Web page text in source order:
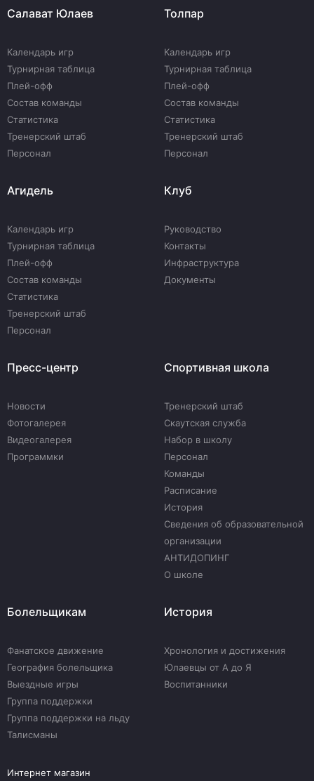
Салават Юлаев
Календарь игр
Турнирная таблица
Плей-офф
Состав команды
Статистика
Тренерский штаб
Персонал
Толпар
Календарь игр
Турнирная таблица
Плей-офф
Состав команды
Статистика
Тренерский штаб
Персонал
Агидель
Календарь игр
Турнирная таблица
Плей-офф
Состав команды
Статистика
Тренерский штаб
Персонал
Клуб
Руководство
Контакты
Инфраструктура
Документы
Пресс-центр
Новости
Фотогалерея
Видеогалерея
Программки
Спортивная школа
Тренерский штаб
Скаутская служба
Набор в школу
Персонал
Команды
Расписание
История
Сведения об образовательной
организации
АНТИДОПИНГ
О школе
Болельщикам
Фанатское движение
География болельщика
Выездные игры
Группа поддержки
Группа поддержки на льду
Талисманы
История
Хронология и достижения
Юлаевцы от А до Я
Воспитанники
Интернет магазин